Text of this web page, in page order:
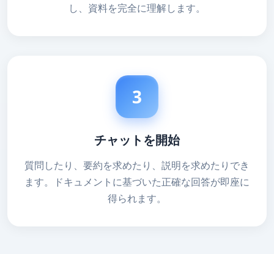
し、資料を完全に理解します。
3
チャットを開始
質問したり、要約を求めたり、説明を求めたりでき
ます。ドキュメントに基づいた正確な回答が即座に
得られます。